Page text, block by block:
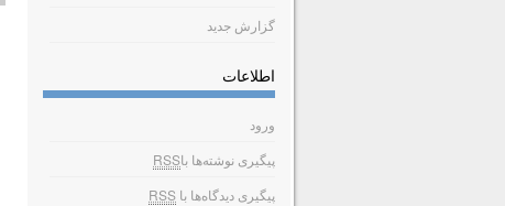
گزارش جدید
اطلاعات
ورود
پیگیری نوشته‌ها باRSS
پیگیری دیدگاه‌ها با RSS